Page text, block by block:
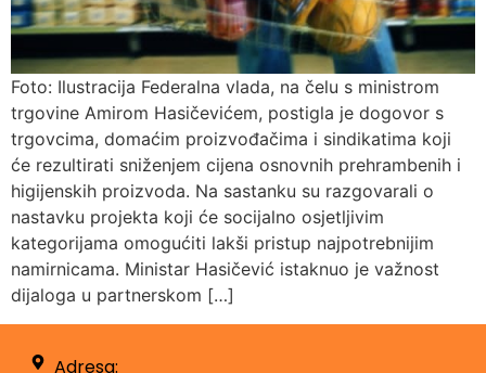
Foto: Ilustracija Federalna vlada, na čelu s ministrom
trgovine Amirom Hasičevićem, postigla je dogovor s
trgovcima, domaćim proizvođačima i sindikatima koji
će rezultirati sniženjem cijena osnovnih prehrambenih i
higijenskih proizvoda. Na sastanku su razgovarali o
nastavku projekta koji će socijalno osjetljivim
kategorijama omogućiti lakši pristup najpotrebnijim
namirnicama. Ministar Hasičević istaknuo je važnost
dijaloga u partnerskom […]
Adresa: